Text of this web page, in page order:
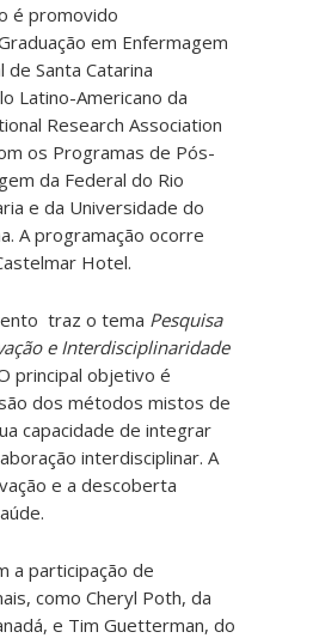
é promovido
em Enfermagem
Santa Catarina
Latino-Americano da
Research Association
os Programas de Pós-
da Federal do Rio
e da Universidade do
A programação ocorre
Hotel.
traz o tema Pesquisa
e Interdisciplinaridade
principal objetivo é
dos métodos mistos de
capacidade de integrar
interdisciplinar. A
e a descoberta
a participação de
como Cheryl Poth, da
e Tim Guetterman, do